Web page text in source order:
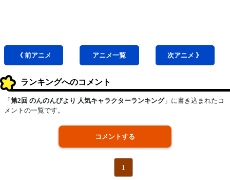
《 前アニメ アニメ一覧 次アニメ 》
ランキングへのコメント
「 第2回 のんのんびより 人気キャラクターランキング」に書き込まれたコ
メントの一覧です。
コメントする
1